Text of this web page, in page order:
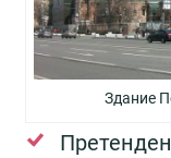
Здание